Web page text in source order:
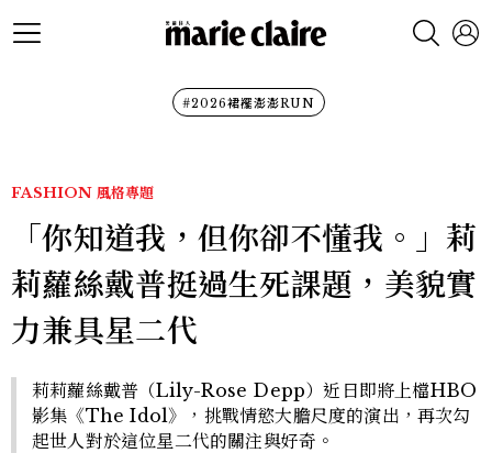
#2026裙襬澎澎RUN
FASHION 風格專題
「你知道我，但你卻不懂我。」莉
莉蘿絲戴普挺過生死課題，美貌實
力兼具星二代
莉莉蘿絲戴普（Lily-Rose Depp）近日即將上檔HBO
影集《The Idol》，挑戰情慾大膽尺度的演出，再次勾
起世人對於這位星二代的關注與好奇。